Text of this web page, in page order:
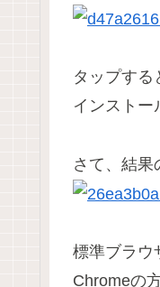
タップする
インストー
さて、結
標準ブラウ
Chromeの